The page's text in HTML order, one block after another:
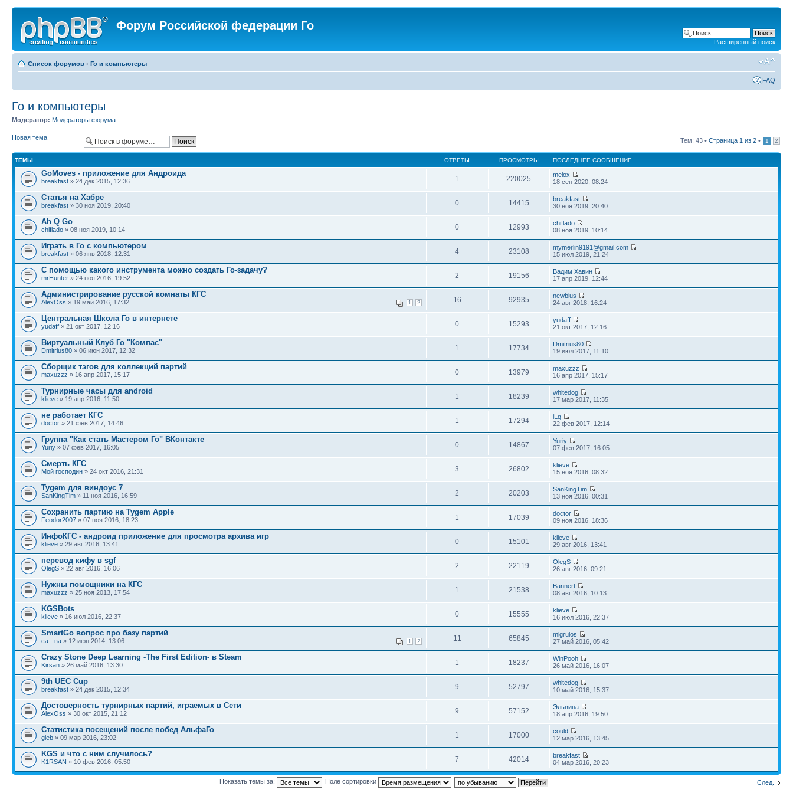
Форум Российской федерации Го
Расширенный поиск
Список форумов ‹ Го и компьютеры
FAQ
Го и компьютеры
Модератор: Модераторы форума
Новая тема Тем: 43 • Страница 1 из 2 • 1 2
ТЕМЫ ОТВЕТЫ ПРОСМОТРЫ ПОСЛЕДНЕЕ СООБЩЕНИЕ
GoMoves - приложение для Андроида
breakfast » 24 дек 2015, 12:36 1 220025
melox
18 сен 2020, 08:24
Статья на Хабре
breakfast » 30 ноя 2019, 20:40 0 14415
breakfast
30 ноя 2019, 20:40
Ah Q Go
chiflado » 08 ноя 2019, 10:14 0 12993
chiflado
08 ноя 2019, 10:14
Играть в Го с компьютером
breakfast » 06 янв 2018, 12:31 4 23108
mymerlin9191@gmail.com
15 июл 2019, 21:24
С помощью какого инструмента можно создать Го-задачу?
mrHunter » 24 ноя 2016, 19:52 2 19156
Вадим Хавин
17 апр 2019, 12:44
Администрирование русской комнаты КГС
1 2
AlexOss » 19 май 2016, 17:32 16 92935
newbius
24 авг 2018, 16:24
Центральная Школа Го в интернете
yudaff » 21 окт 2017, 12:16 0 15293
yudaff
21 окт 2017, 12:16
Виртуальный Клуб Го "Компас"
Dmitrius80 » 06 июн 2017, 12:32 1 17734
Dmitrius80
19 июл 2017, 11:10
Сборщик тэгов для коллекций партий
maxuzzz » 16 апр 2017, 15:17 0 13979
maxuzzz
16 апр 2017, 15:17
Турнирные часы для android
klieve » 19 апр 2016, 11:50 1 18239
whitedog
17 мар 2017, 11:35
не работает КГС
doctor » 21 фев 2017, 14:46 1 17294
iLq
22 фев 2017, 12:14
Группа "Как стать Мастером Го" ВКонтакте
Yuriy » 07 фев 2017, 16:05 0 14867
Yuriy
07 фев 2017, 16:05
Смерть КГС
Мой господин » 24 окт 2016, 21:31 3 26802
klieve
15 ноя 2016, 08:32
Tygem для виндоус 7
SanKingTim » 11 ноя 2016, 16:59 2 20203
SanKingTim
13 ноя 2016, 00:31
Сохранить партию на Tygem Apple
Feodor2007 » 07 ноя 2016, 18:23 1 17039
doctor
09 ноя 2016, 18:36
ИнфоКГС - андроид приложение для просмотра архива игр
klieve » 29 авг 2016, 13:41 0 15101
klieve
29 авг 2016, 13:41
перевод кифу в sgf
OlegS » 22 авг 2016, 16:06 2 22119
OlegS
26 авг 2016, 09:21
Нужны помощники на КГС
maxuzzz » 25 ноя 2013, 17:54 1 21538
Bannert
08 авг 2016, 10:13
KGSBots
klieve » 16 июл 2016, 22:37 0 15555
klieve
16 июл 2016, 22:37
SmartGo вопрос про базу партий
1 2
саттва » 12 июн 2014, 13:06 11 65845
migrulos
27 май 2016, 05:42
Crazy Stone Deep Learning -The First Edition- в Steam
Kirsan » 26 май 2016, 13:30 1 18237
WinPooh
26 май 2016, 16:07
9th UEC Cup
breakfast » 24 дек 2015, 12:34 9 52797
whitedog
10 май 2016, 15:37
Достоверность турнирных партий, играемых в Сети
AlexOss » 30 окт 2015, 21:12 9 57152
Эльвина
18 апр 2016, 19:50
Статистика посещений после побед АльфаГо
gleb » 09 мар 2016, 23:02 1 17000
could
12 мар 2016, 13:45
KGS и что с ним случилось?
K1RSAN » 10 фев 2016, 05:50 7 42014
breakfast
04 мар 2016, 20:23
След.
Показать темы за: Поле сортировки